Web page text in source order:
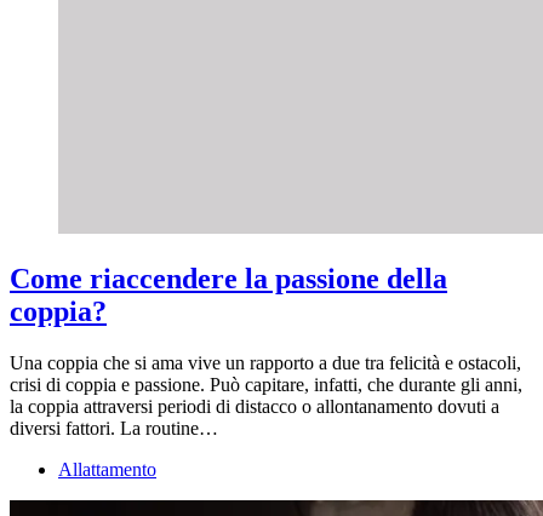
Come riaccendere la passione della
coppia?
Una coppia che si ama vive un rapporto a due tra felicità e ostacoli,
crisi di coppia e passione. Può capitare, infatti, che durante gli anni,
la coppia attraversi periodi di distacco o allontanamento dovuti a
diversi fattori. La routine…
Allattamento